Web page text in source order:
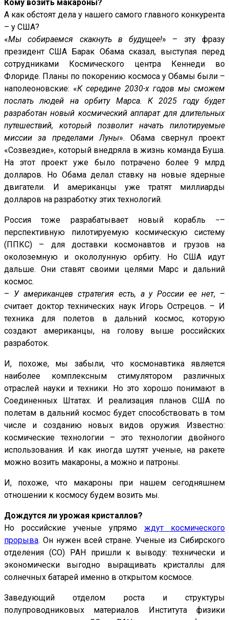
Кому возить макароны?
А как обстоят дела у нашего самого главного конкурента
– у США?
«Мы собираемся скакнуть в будущее!» – эту фразу
президент США Барак Обама сказал, выступая перед
сотрудниками Космического центра Кеннеди во
Флориде. Планы по покорению космоса у Обамы были –
наполеоновские: «К середине 2030-х годов мы сможем
послать людей на орбиту Марса. К 2025 году будет
разработан новый космический аппарат для длительных
путешествий, который позволит начать пилотируемые
миссии за пределами Луны». Обама свернул проект
«Созвездие», который внедряла в жизнь команда Буша.
На этот проект уже было потрачено более 9 млрд
долларов. Но Обама делал ставку на новые ядерные
двигатели. И американцы уже тратят миллиарды
долларов на разработку этих технологий.
Россия тоже разрабатывает новый корабль −–
перспективную пилотируемую космическую систему
(ППКС) – для доставки космонавтов и грузов на
околоземную и окололунную орбиту. Но США идут
дальше. Они ставят своими целями Марс и дальний
космос.
– У американцев стратегия есть, а у России ее нет, –
считает доктор технических наук Игорь Острецов. – И
техника для полетов в дальний космос, которую
создают американцы, на голову выше российских
разработок.
И, похоже, мы забыли, что космонавтика является
наиболее комплексным стимулятором различных
отраслей науки и техники. Но это хорошо понимают в
Соединенных Штатах. И реализация планов США по
полетам в дальний космос будет способствовать в том
числе и созданию новых видов оружия. Известно:
космические технологии – это технологии двойного
использования. И как иногда шутят ученые, на ракете
можно возить макароны, а можно и патроны.
И, похоже, что макароны при нашем сегодняшнем
отношении к космосу будем возить мы.
Дождутся ли урожая кристаллов?
Но российские ученые упрямо ждут космического
прорыва. Он нужен всей стране. Ученые из Сибирского
отделения (СО) РАН пришли к выводу: технически и
экономически выгодно выращивать кристаллы для
солнечных батарей именно в открытом космосе.
Заведующий отделом роста и структуры
полупроводниковых материалов Института физики